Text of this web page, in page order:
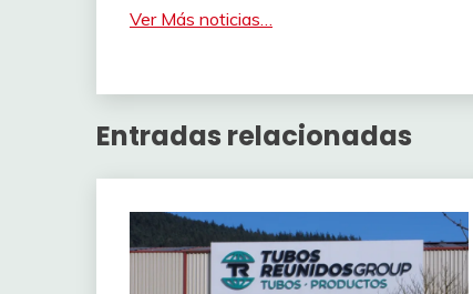
Ver Más noticias…
Entradas relacionadas